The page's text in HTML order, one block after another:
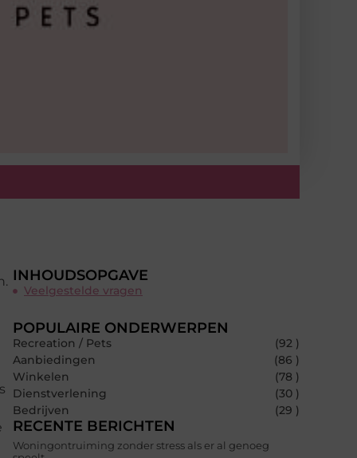
INHOUDSOPGAVE
Veelgestelde vragen
POPULAIRE ONDERWERPEN
Recreation / Pets
(92 )
Aanbiedingen
(86 )
Winkelen
(78 )
Dienstverlening
(30 )
Bedrijven
(29 )
RECENTE BERICHTEN
Woningontruiming zonder stress als er al genoeg